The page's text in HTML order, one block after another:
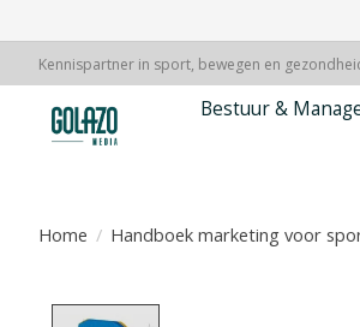
Kennispartner in sport, bewegen en
Bestuur &
Home / Handboek marketing voor